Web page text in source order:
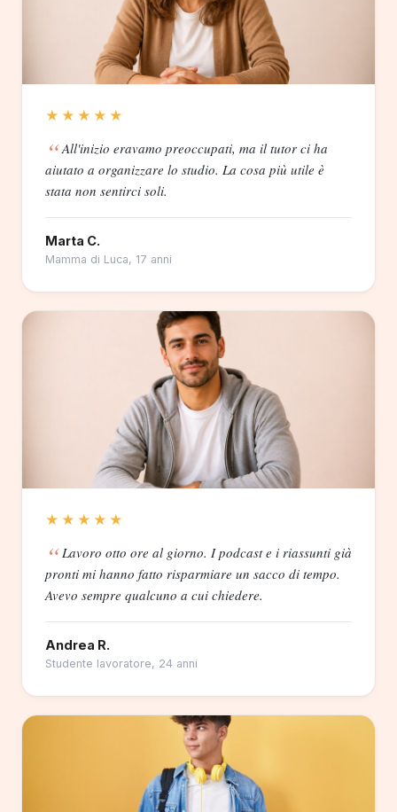
★★★★★
All'inizio eravamo preoccupati, ma il tutor ci ha
aiutato a organizzare lo studio. La cosa più utile è
stata non sentirci soli.
Marta C.
Mamma di Luca, 17 anni
★★★★★
Lavoro otto ore al giorno. I podcast e i riassunti già
pronti mi hanno fatto risparmiare un sacco di tempo.
Avevo sempre qualcuno a cui chiedere.
Andrea R.
Studente lavoratore, 24 anni